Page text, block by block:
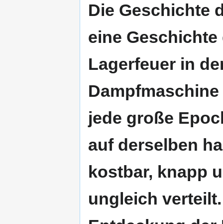
Die Geschichte
eine
Lagerfeuer in
jede große
auf derselben
kostbar, knapp
ungleich